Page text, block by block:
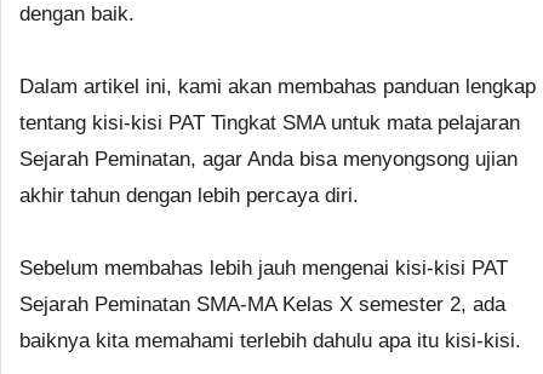
dengan baik.
Dalam artikel ini, kami akan membahas panduan lengkap
tentang kisi-kisi PAT Tingkat SMA untuk mata pelajaran
Sejarah Peminatan, agar Anda bisa menyongsong ujian
akhir tahun dengan lebih percaya diri.
Sebelum membahas lebih jauh mengenai kisi-kisi PAT
Sejarah Peminatan SMA-MA Kelas X semester 2, ada
baiknya kita memahami terlebih dahulu apa itu kisi-kisi.